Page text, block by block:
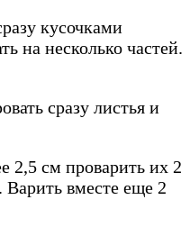
кусочками
на несколько частей.
сразу листья и
2,5 см проварить их 2
вместе еще 2